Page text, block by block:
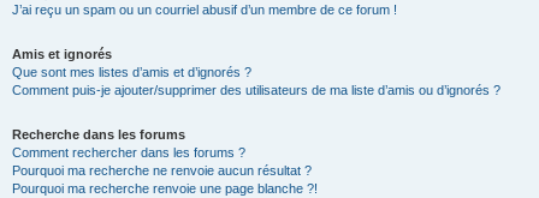
J’ai reçu un spam ou un courriel abusif d’un membre de ce forum !
Amis et ignorés
Que sont mes listes d’amis et d’ignorés ?
Comment puis-je ajouter/supprimer des utilisateurs de ma liste d’amis ou d’ignorés ?
Recherche dans les forums
Comment rechercher dans les forums ?
Pourquoi ma recherche ne renvoie aucun résultat ?
Pourquoi ma recherche renvoie une page blanche ?!